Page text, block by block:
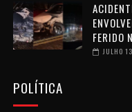
FERIDO
JULHO
POLÍTICA